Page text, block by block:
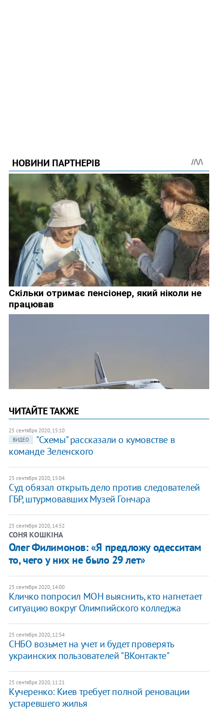
ЧИТАЙТЕ ТАКЖЕ
25 сентября 2020, 15:10
ВИДЕО
"Схемы" рассказали о кумовстве в
команде Зеленского
25 сентября 2020, 15:04
Суд обязал открыть дело против следователей
ГБР, штурмовавших Музей Гончара
25 сентября 2020, 14:52
СОНЯ КОШКІНА
Олег Филимонов: «Я предложу одесситам
то, чего у них не было 29 лет»
25 сентября 2020, 14:00
Кличко попросил МОН выяснить, кто нагнетает
ситуацию вокруг Олимпийского колледжа
25 сентября 2020, 12:54
СНБО возьмет на учет и будет проверять
украинских пользователей "ВКонтакте"
25 сентября 2020, 11:21
Кучеренко: Киев требует полной реновации
устаревшего жилья